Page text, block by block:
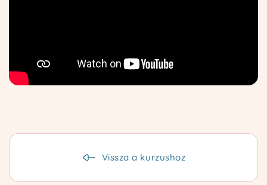
Vissza a kurzushoz